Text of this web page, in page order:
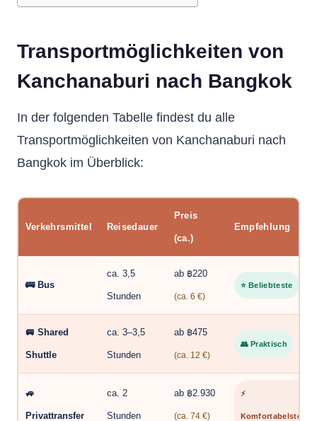
Transportmöglichkeiten von
Kanchanaburi nach Bangkok
In der folgenden Tabelle findest du alle
Transportmöglichkeiten von Kanchanaburi nach
Bangkok im Überblick:
Verkehrsmittel Reisedauer
Preis
(ca.)
Empfehlung
🚌 Bus
ca. 3,5
Stunden
ab ฿220
(ca. 6 €)
⭐ Beliebteste
🚐 Shared
Shuttle
ca. 3–3,5
Stunden
ab ฿475
(ca. 12 €)
👥 Praktisch
🚙
Privattransfer
ca. 2
Stunden
ab ฿2.930
(ca. 74 €)
⚡
Komfortabelste